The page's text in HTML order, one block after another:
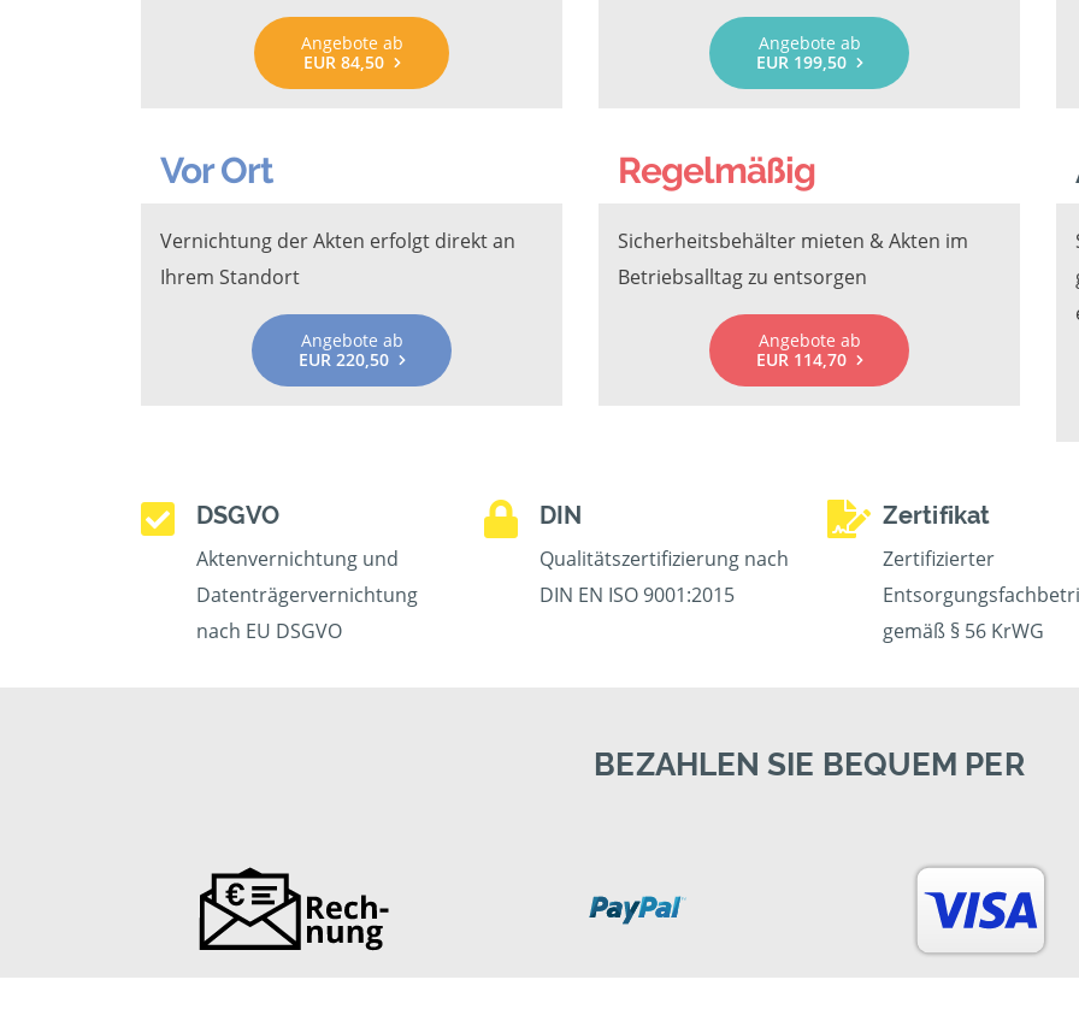
Angebote ab
EUR 84,50
Angebote ab
EUR 199,50
Vor Ort
Vernichtung der Akten erfolgt direkt an
Ihrem Standort
Angebote ab
EUR 220,50
Regelmäßig
Sicherheitsbehälter mieten & Akten im
Betriebsalltag zu entsorgen
Angebote ab
EUR 114,70
DSGVO
Aktenvernichtung und
Datenträgervernichtung
nach EU DSGVO
DIN
Qualitätszertifizierung nach
DIN EN ISO 9001:2015
Zertifikat
Zertifizierter
gemäß § 56 KrWG
BEZAHLEN SIE BEQUEM PER